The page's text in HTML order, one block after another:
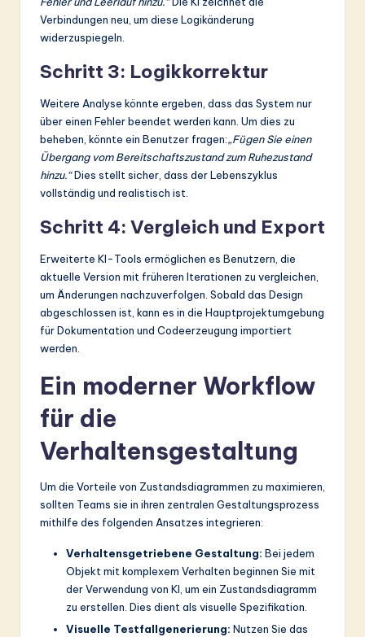
Verbindungen neu, um diese Logikänderung
widerzuspiegeln.
Schritt 3: Logikkorrektur
Weitere Analyse könnte ergeben, dass das System nur
über einen Fehler beendet werden kann. Um dies zu
beheben, könnte ein Benutzer fragen:„Fügen Sie einen
Übergang vom Bereitschaftszustand zum Ruhezustand
hinzu.“Dies stellt sicher, dass der Lebenszyklus
vollständig und realistisch ist.
Schritt 4: Vergleich und Export
Erweiterte KI-Tools ermöglichen es Benutzern, die
aktuelle Version mit früheren Iterationen zu vergleichen,
um Änderungen nachzuverfolgen. Sobald das Design
abgeschlossen ist, kann es in die Hauptprojektumgebung
für Dokumentation und Codeerzeugung importiert
werden.
Ein moderner Workflow
für die
Verhaltensgestaltung
Um die Vorteile von Zustandsdiagrammen zu maximieren,
sollten Teams sie in ihren zentralen Gestaltungsprozess
mithilfe des folgenden Ansatzes integrieren:
Verhaltensgetriebene Gestaltung: Bei jedem
Objekt mit komplexem Verhalten beginnen Sie mit
der Verwendung von KI, um ein Zustandsdiagramm
zu erstellen. Dies dient als visuelle Spezifikation.
Visuelle Testfallgenerierung: Nutzen Sie das